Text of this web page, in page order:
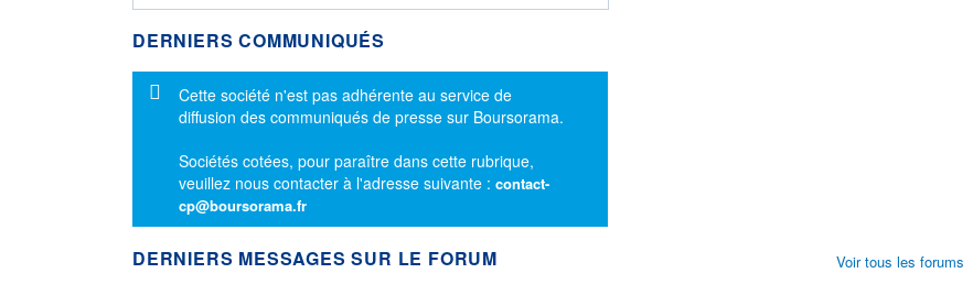
DERNIERS COMMUNIQUÉS
Message d'information
Cette société n'est pas adhérente au service de
diffusion des communiqués de presse sur Boursorama.
Sociétés cotées, pour paraître dans cette rubrique,
veuillez nous contacter à l'adresse suivante : contact-
cp@boursorama.fr
DERNIERS MESSAGES SUR LE FORUM Voir tous les forums